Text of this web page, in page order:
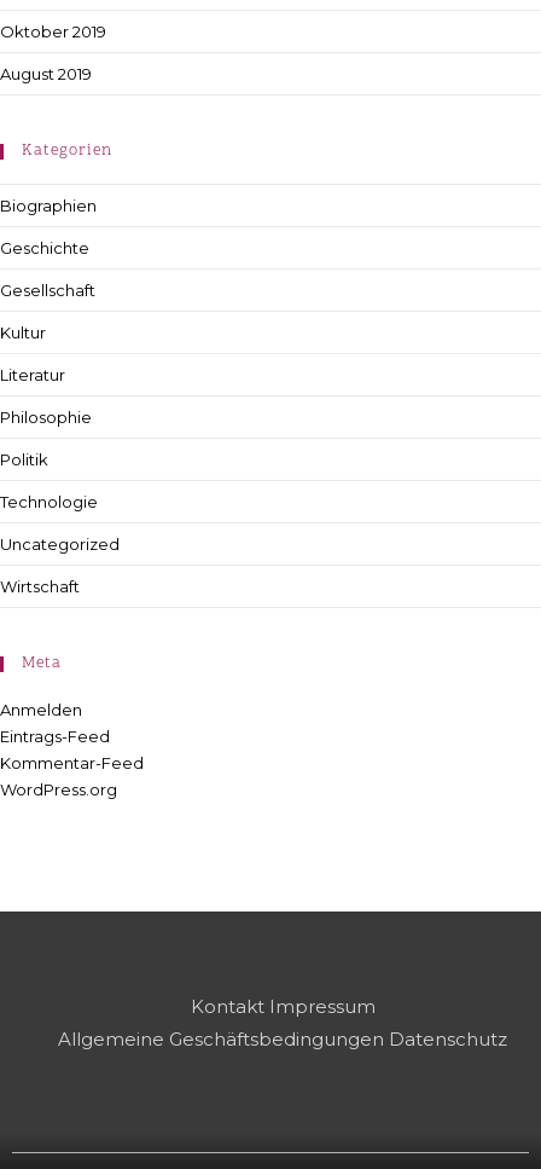
Oktober 2019
August 2019
Kategorien
Biographien
Geschichte
Gesellschaft
Kultur
Literatur
Philosophie
Politik
Technologie
Uncategorized
Wirtschaft
Meta
Anmelden
Eintrags-Feed
Kommentar-Feed
WordPress.org
Kontakt Impressum
Allgemeine Geschäftsbedingungen Datenschutz